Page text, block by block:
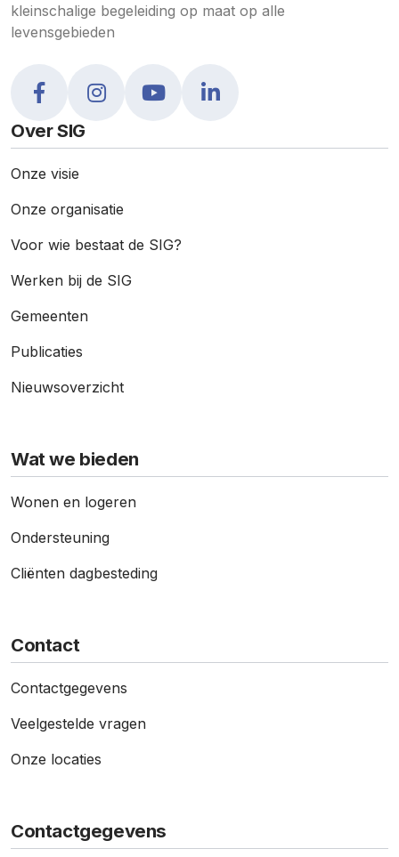
kleinschalige begeleiding op maat op alle
levensgebieden
Over SIG
Onze visie
Onze organisatie
Voor wie bestaat de SIG?
Werken bij de SIG
Gemeenten
Publicaties
Nieuws­overzicht
Wat we bieden
Wonen en logeren
Ondersteuning
Cliënten dagbesteding
Contact
Contact­gegevens
Veelgestelde vragen
Onze locaties
Contactgegevens